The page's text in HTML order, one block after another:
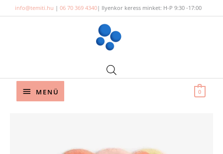
to
info@temiti.hu | 06 70 369 4340| Ilyenkor keress minket: H-P 9:30 -17:00
Below
MENÜ 0